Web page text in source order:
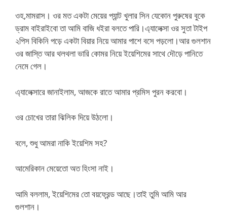
ওহ,মামরাস। ওর মত একটা মেয়ের প্যান্ট খুলার সিন যেকোন পুরুষের বুকে
ড্রাম বাইরাইবো তা আমি বাজি ধইরা বলতে পারি।এ্যালেক্সা ওর সুতা টাইপ
২পিস বিকিনি পড়ে একটা বিয়ার নিয়ে আমার পাশে বসে পড়লো।আর গুলশান
ওর জাস্তি আর থলথলা ভারি কোমর নিয়ে ইয়েশিমের সাথে দৌড়ে পানিতে
নেমে গেল।
এ্যালেক্সারে জানাইলাম, আজকে রাতে আমার প্রমিস পুরন করবো।
ওর চোখের তারা ঝিলিক দিয়ে উঠলো।
বলে, শুধু আমরা নাকি ইয়েশিম সহ?
আমেরিকান মেয়েতো অত হিংসা নাই।
আমি বললাম, ইয়েশিমের তো বয়ফ্রেন্ড আছে।তাই তুমি আমি আর
গুলশান।